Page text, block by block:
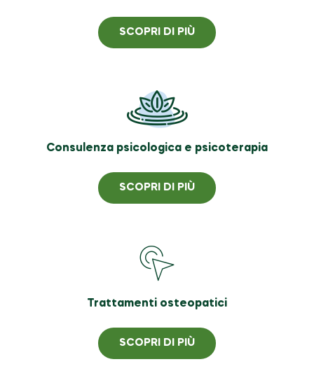
SCOPRI DI PIÙ
Consulenza psicologica e psicoterapia
SCOPRI DI PIÙ
Trattamenti osteopatici
SCOPRI DI PIÙ